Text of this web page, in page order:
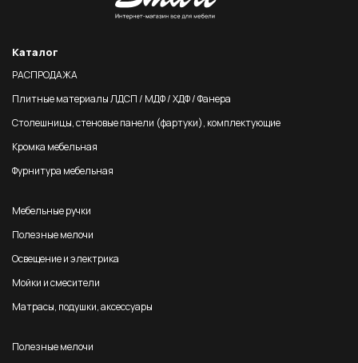
Каталог
РАСПРОДАЖА
Плитные материалы ЛДСП / МДФ / ХДФ / Фанера
Столешницы, стеновые панели (фартуки), комплектующие
Кромка мебельная
Фурнитура мебельная
Мебельные ручки
Полезные мелочи
Освещение и электрика
Мойки и смесители
Матрасы, подушки, аксессуары
Полезные мелочи